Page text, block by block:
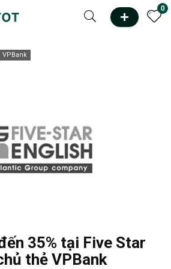
0
VPBank
35% tại Five Star
thẻ VPBank